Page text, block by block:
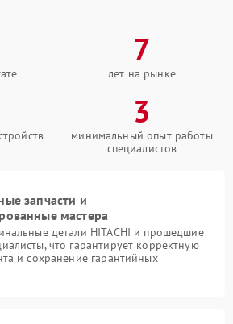
7
лет на рынке
3
минимальный опыт работы
специалистов
запчасти и
мастера
детали HITACHI и прошедшие
что гарантирует корректную
и сохранение гарантийных